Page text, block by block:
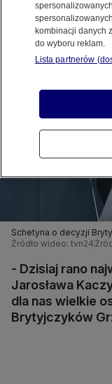
Udostępnij
Schetyna o decyzji
Źródło wideo: tvn24
- Dzisiaj rano
Jarosława
dla nas wielkie
Brytyjczyków
kombinacji danych
do wyboru reklam.
Lista partnerów